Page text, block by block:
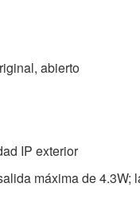
abierto
IP exterior
máxima de